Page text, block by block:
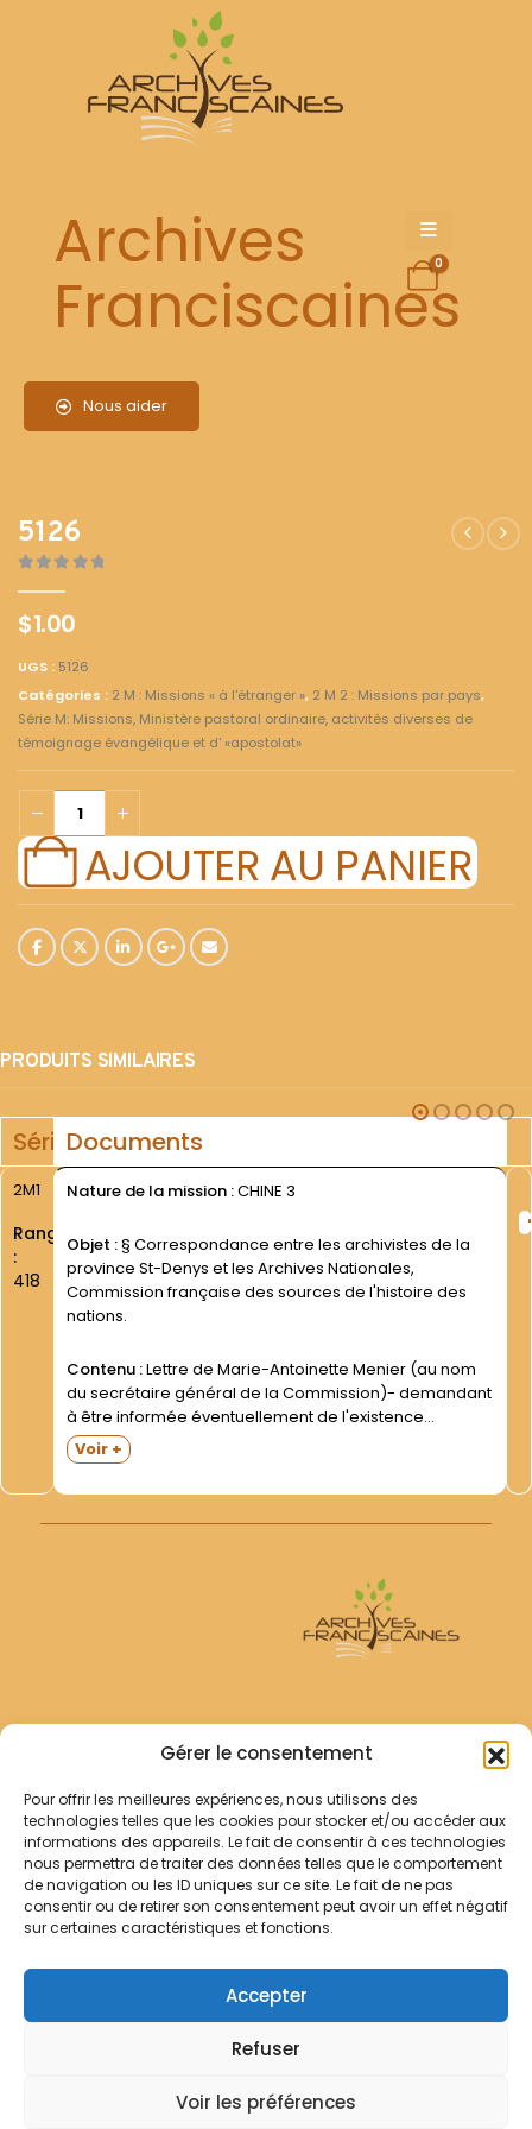
Gérer le consentement
Pour offrir les meilleures expériences, nous utilisons des
technologies telles que les cookies pour stocker et/ou accéder aux
informations des appareils. Le fait de consentir à ces technologies
nous permettra de traiter des données telles que le comportement
de navigation ou les ID uniques sur ce site. Le fait de ne pas
consentir ou de retirer son consentement peut avoir un effet négatif
sur certaines caractéristiques et fonctions.
Accepter
Refuser
Voir les préférences
Archives
Franciscaines
Nous aider
0
5126
$1.00
UGS : 5126
Catégories : 2 M : Missions « à l'étranger », 2 M 2 : Missions par pays,
Série M: Missions, Ministère pastoral ordinaire, activités diverses de
témoignage évangélique et d' «apostolat»
AJOUTER AU PANIER
PRODUITS SIMILAIRES
SérieDocuments
2M1
Rang
:
418
Nature de la mission :CHINE 3
Objet :§ Correspondance entre les archivistes de la
province St-Denys et les Archives Nationales,
Commission française des sources de l'histoire des
nations.
Contenu :Lettre de Marie-Antoinette Menier (au nom
du secrétaire général de la Commission)- demandant
à être informée éventuellement de l'existence
d'archives concernant l'Asie et l'Océanie (Paris- 20
août 1971)- et réponse négative du P. Lionel Sonnet
Voir +
Archives Franciscaines
RECHERCHER
Comment chercher ?
Les archives
Notre démarche
Contact